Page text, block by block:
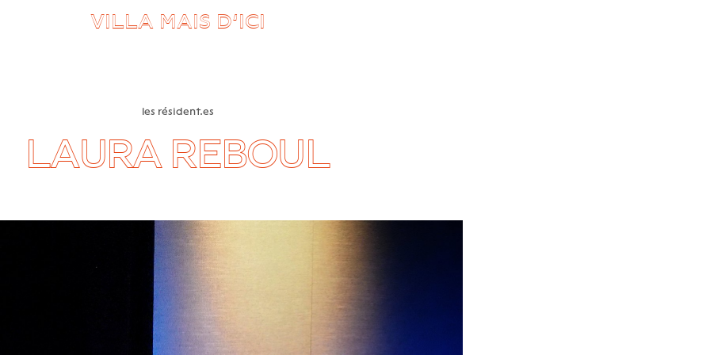
VILLA MAIS D’ICI
les résident.es
LAURA REBOUL